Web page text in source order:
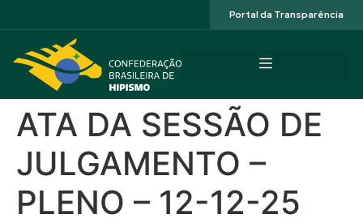
Portal da Transparência
ATA DA SESSÃO DE
JULGAMENTO –
PLENO – 12-12-25